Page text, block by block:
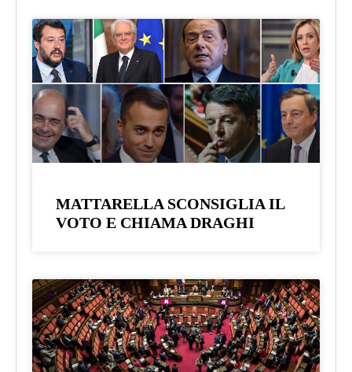
MATTARELLA SCONSIGLIA IL
VOTO E CHIAMA DRAGHI